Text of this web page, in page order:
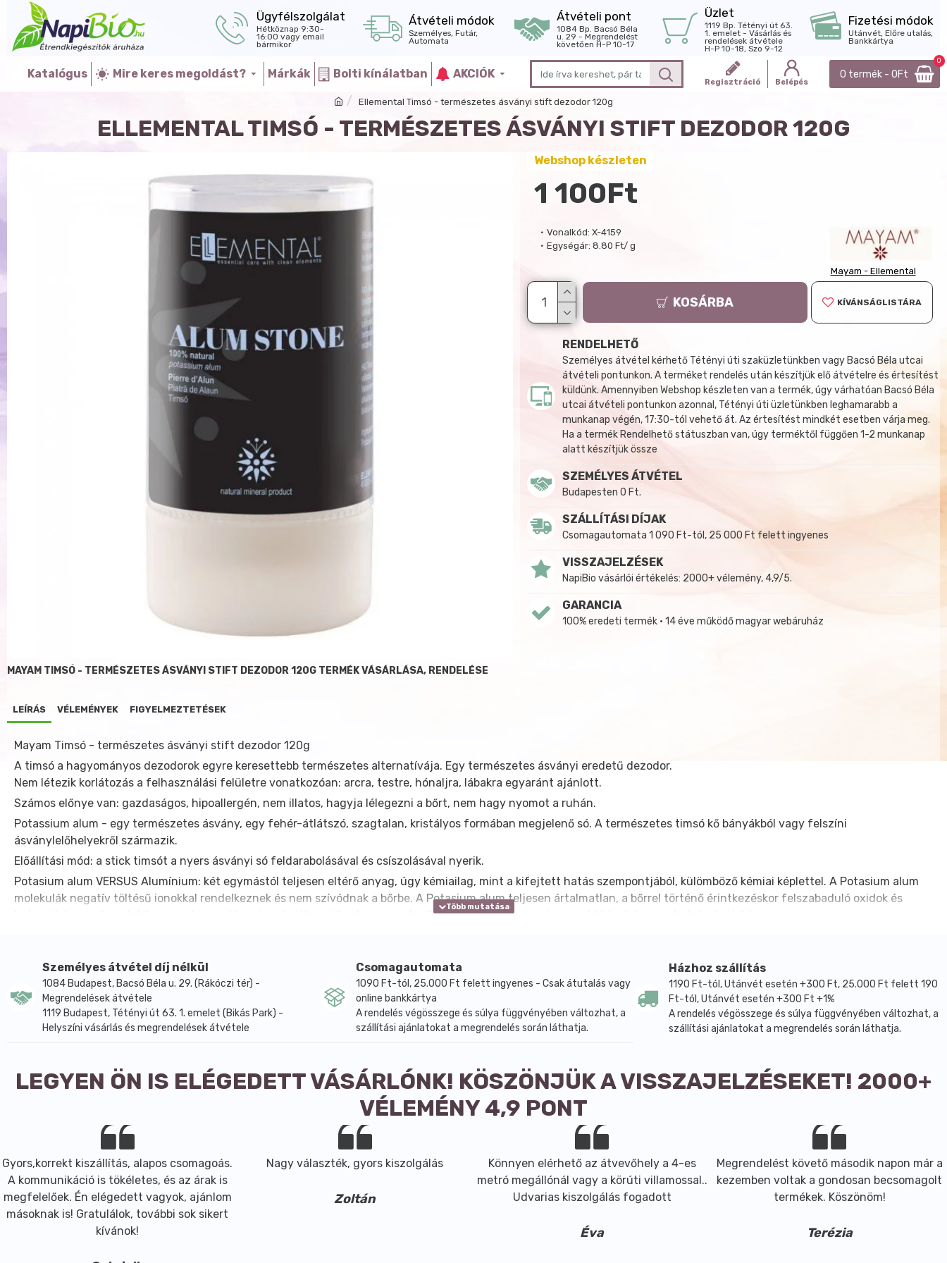
Ügyfélszolgálat
Hétköznap 9:30-
16:00 vagy email
bármikor
Átvételi módok
Személyes, Futár,
Automata
Átvételi pont
1084 Bp. Bacsó Béla
u. 29 - Megrendelést
követően H-P 10-17
Üzlet
1119 Bp. Tétényi út 63.
1. emelet - Vásárlás és
rendelések átvétele
H-P 10-18, Szo 9-12
Fizetési módok
Utánvét, Előre utalás,
Bankkártya
Katalógus Mire keres megoldást? Márkák Bolti kínálatban AKCIÓK
Regisztráció Belépés
0 termék - 0Ft
0
Ellemental Timsó - természetes ásványi stift dezodor 120g
ELLEMENTAL TIMSÓ - TERMÉSZETES ÁSVÁNYI STIFT DEZODOR 120G
Vonalkód: X-4159
Egységár: 8.80 Ft/ g
Mayam - Ellemental
Webshop készleten
1 100Ft
KOSÁRBA KÍVÁNSÁGLISTÁRA
RENDELHETŐ
Személyes átvétel kérhető Tétényi úti szaküzletünkben vagy Bacsó Béla utcai
átvételi pontunkon. A terméket rendelés után készítjük elő átvételre és értesítést
küldünk. Amennyiben Webshop készleten van a termék, úgy várhatóan Bacsó Béla
utcai átvételi pontunkon azonnal, Tétényi úti üzletünkben leghamarabb a
munkanap végén, 17:30-tól vehető át. Az értesítést mindkét esetben várja meg.
Ha a termék Rendelhető státuszban van, úgy terméktől függően 1-2 munkanap
alatt készítjük össze
SZEMÉLYES ÁTVÉTEL
Budapesten 0 Ft.
SZÁLLÍTÁSI DÍJAK
Csomagautomata 1 090 Ft-tól, 25 000 Ft felett ingyenes
VISSZAJELZÉSEK
NapiBio vásárlói értékelés: 2000+ vélemény, 4,9/5.
GARANCIA
100% eredeti termék • 14 éve működő magyar webáruház
MAYAM TIMSÓ - TERMÉSZETES ÁSVÁNYI STIFT DEZODOR 120G TERMÉK VÁSÁRLÁSA, RENDELÉSE
LEÍRÁS VÉLEMÉNYEK FIGYELMEZTETÉSEK
Mayam Timsó - természetes ásványi stift dezodor 120g
A timsó a hagyományos dezodorok egyre keresettebb természetes alternatívája. Egy természetes ásványi eredetű dezodor.
Nem létezik korlátozás a felhasználási felületre vonatkozóan: arcra, testre, hónaljra, lábakra egyaránt ajánlott.
Számos előnye van: gazdaságos, hipoallergén, nem illatos, hagyja lélegezni a bőrt, nem hagy nyomot a ruhán.
Potassium alum - egy természetes ásvány, egy fehér-átlátszó, szagtalan, kristályos formában megjelenő só. A természetes timsó kő bányákból vagy felszíni
ásványlelőhelyekről származik.
Előállítási mód: a stick timsót a nyers ásványi só feldarabolásával és csíszolásával nyerik.
Potasium alum VERSUS Alumínium: két egymástól teljesen eltérő anyag, úgy kémiailag, mint a kifejtett hatás szempontjából, külömböző kémiai képlettel. A Potasium alum
molekulák negatív töltésű ionokkal rendelkeznek és nem szívódnak a bőrbe. A Potasium alum teljesen ártalmatlan, a bőrrel történő érintkezéskor felszabaduló oxidok és
hidroxidok vegyileg stabil anyagok, nem lépnek reakcióba a bőrrel, nem szabadítanak fel aluminiumot, nem oldódnak és nem hatolnak a bőrbe.
JEGYEZZÜK MEG
- az izzadásgátlók elzárják a pórusokat és megakadályozzák az izzadtság képződését (nem kívánt folyamat, mivel a szervezet nem tudja eltávolítani a méreganyagokat)
- dezodorok az izzadtságtól fejlődő baktériumokra hatnak, főleg azokon a helyeken, ahol nem éri levegő (lábak, hónalj)
Tulajdonságok:
- baktériumölő: megakadályozza a kellemetlen szagért felelős baktériumok elszaporodását az izzadt területeken
- tisztító és csillapító: rovarcsípésekre, irritációk esetére, gyerekeknek és felnőtteknek egyaránt
- enyhén hegesítő hatású
- semleges: nem illatos, használatkor szagtalan, színtelen
- nagyon gazdaságos: sokat tart (kb. 12 hónapot) mivel nagyon kevés fogy egy használatnál
- nem izzadásgátló: nem gátolja az izzadás fiziológiai folyamatát és a méreganyagok eltávolítását a szervezetből.
Használata:
- dezodorként: megnedvesítjük a timsót és felvisszük a bőrre, vagy felvihetjük a nedves bőrre. Használhatunk mellé 1-2 csepp illóolajat vagy illatosítót
Személyes átvétel díj nélkül
1084 Budapest, Bacsó Béla u. 29. (Rákóczi tér) -
Megrendelések átvétele
1119 Budapest, Tétényi út 63. 1. emelet (Bikás Park) -
Helyszíni vásárlás és megrendelések átvétele
Csomagautomata
1090 Ft-tól, 25.000 Ft felett ingyenes - Csak átutalás vagy
online bankkártya
A rendelés végösszege és súlya függvényében változhat, a
szállítási ajánlatokat a megrendelés során láthatja.
Házhoz szállítás
1190 Ft-tól, Utánvét esetén +300 Ft, 25.000 Ft felett 190
Ft-tól, Utánvét esetén +300 Ft +1%
A rendelés végösszege és súlya függvényében változhat, a
szállítási ajánlatokat a megrendelés során láthatja.
LEGYEN ÖN IS ELÉGEDETT VÁSÁRLÓNK! KÖSZÖNJÜK A VISSZAJELZÉSEKET! 2000+
VÉLEMÉNY 4,9 PONT
Gyors,korrekt kiszállítás, alapos csomagoás.
A kommunikáció is tökéletes, és az árak is
megfelelőek. Én elégedett vagyok, ajánlom
másoknak is! Gratulálok, további sok sikert
kívánok!
Nagy választék, gyors kiszolgálás
Zoltán
Könnyen elérhető az átvevőhely a 4-es
metró megállónál vagy a körúti villamossal..
Udvarias kiszolgálás fogadott
Éva
Megrendelést követő második napon már a
kezemben voltak a gondosan becsomagolt
termékek. Köszönöm!
Terézia